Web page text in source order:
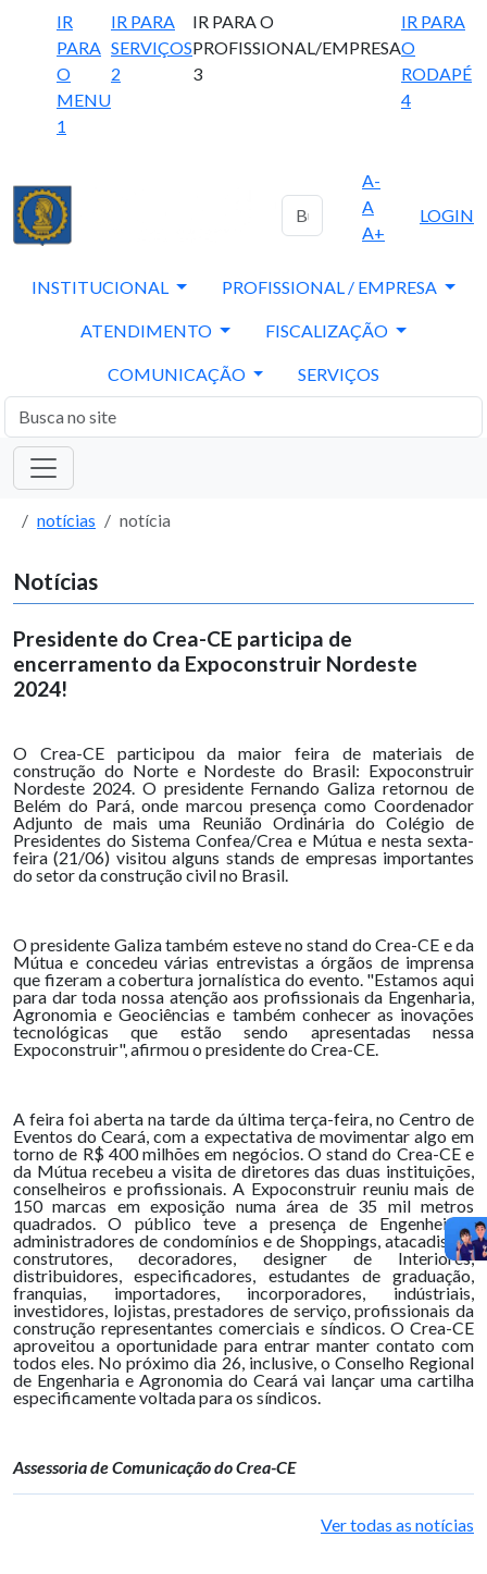
IR
PARA
O
MENU
1
IR PARA
SERVIÇOS
2
IR PARA O
PROFISSIONAL/EMPRESA
3
IR PARA
O
RODAPÉ
4
A-
A
A+
LOGIN
INSTITUCIONAL PROFISSIONAL / EMPRESA
ATENDIMENTO FISCALIZAÇÃO
COMUNICAÇÃO SERVIÇOS
notícias notícia
Notícias
Presidente do Crea-CE participa de
encerramento da Expoconstruir Nordeste
2024!
O Crea-CE participou da maior feira de materiais de
construção do Norte e Nordeste do Brasil: Expoconstruir
Nordeste 2024. O presidente Fernando Galiza retornou de
Belém do Pará, onde marcou presença como Coordenador
Adjunto de mais uma Reunião Ordinária do Colégio de
Presidentes do Sistema Confea/Crea e Mútua e nesta sexta-
feira (21/06) visitou alguns stands de empresas importantes
do setor da construção civil no Brasil.
O presidente Galiza também esteve no stand do Crea-CE e da
Mútua e concedeu várias entrevistas a órgãos de imprensa
que fizeram a cobertura jornalística do evento. "Estamos aqui
para dar toda nossa atenção aos profissionais da Engenharia,
Agronomia e Geociências e também conhecer as inovações
tecnológicas que estão sendo apresentadas nessa
Expoconstruir", afirmou o presidente do Crea-CE.
A feira foi aberta na tarde da última terça-feira, no Centro de
Eventos do Ceará, com a expectativa de movimentar algo em
torno de R$ 400 milhões em negócios. O stand do Crea-CE e
da Mútua recebeu a visita de diretores das duas instituições,
conselheiros e profissionais. A Expoconstruir reuniu mais de
150 marcas em exposição numa área de 35 mil metros
quadrados. O público teve a presença de Engenheiros,
administradores de condomínios e de Shoppings, atacadistas,
construtores, decoradores, designer de Interiores,
distribuidores, especificadores, estudantes de graduação,
franquias, importadores, incorporadores, indústriais,
investidores, lojistas, prestadores de serviço, profissionais da
construção representantes comerciais e síndicos. O Crea-CE
aproveitou a oportunidade para entrar manter contato com
todos eles. No próximo dia 26, inclusive, o Conselho Regional
de Engenharia e Agronomia do Ceará vai lançar uma cartilha
especificamente voltada para os síndicos.
Assessoria de Comunicação do Crea-CE
Ver todas as notícias